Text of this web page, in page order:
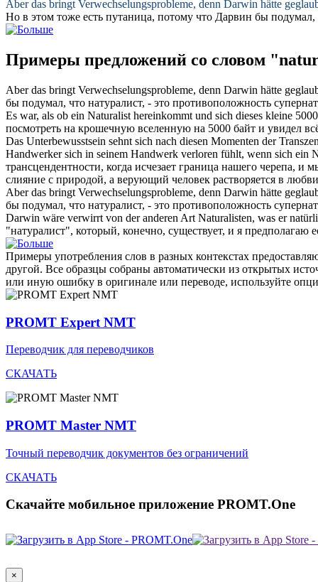
Aber das bringt Verwechselungsprobleme, denn Darwin hätte
Но в этом тоже есть путаница, потому что Дарвин бы подумал,
Примеры предложений со словом
Aber das bringt Verwechselungsprobleme, denn Darwin hätte
бы подумал, что натуралист, - это противоположность
Es war, als ob ein Naturalist hereinkommt und sich dieses kleine
посмотреть на крошечную вселенную на 5000 байт и увидел
Das Unterbewusstsein sehnt sich nach diesen Momenten der
Handwerker sich in seinem Handwerk verloren fühlt, wenn sich ein
трансцендентности, когда исчезает граница нашего черепа, и
слияние с природой, а верующий человек растворяется в
Aber das bringt Verwechselungsprobleme, denn Darwin hätte
бы подумал, что натуралист, - это противоположность
Darwin wäre verwirrt von der anderen Art Naturalisten, was er
"натуралист", который, конечно, существует, и я предполагаю
Примеры употребления слов в разных контекстах
другой. Все образцы собраны автоматически из открытых
или иную ошибку в оригинале или переводе, используйте
PROMT Expert NMT
Переводчик для переводчиков
СКАЧАТЬ
PROMT Master NMT
Точный переводчик документов без ограничений
СКАЧАТЬ
Скачайте мобильное приложение PROMT.One
×